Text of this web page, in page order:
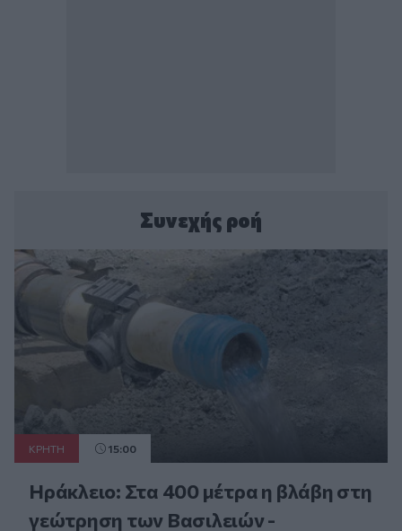
Συνεχής ροή
ΚΡΗΤΗ 15:00
Ηράκλειο: Στα 400 μέτρα η βλάβη στη
γεώτρηση των Βασιλειών -